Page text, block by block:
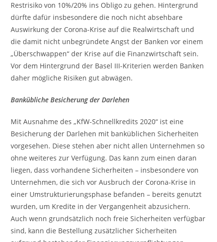
Restrisiko von 10%/20% ins Obligo zu gehen. Hintergrund
dürfte dafür insbesondere die noch nicht absehbare
Auswirkung der Corona-Krise auf die Realwirtschaft und
die damit nicht unbegründete Angst der Banken vor einem
„Überschwappen“ der Krise auf die Finanzwirtschaft sein.
Vor dem Hintergrund der Basel III-Kriterien werden Banken
daher mögliche Risiken gut abwägen.
Bankübliche Besicherung der Darlehen
Mit Ausnahme des „KfW-Schnellkredits 2020“ ist eine
Besicherung der Darlehen mit banküblichen Sicherheiten
vorgesehen. Diese stehen aber nicht allen Unternehmen so
ohne weiteres zur Verfügung. Das kann zum einen daran
liegen, dass vorhandene Sicherheiten – insbesondere von
Unternehmen, die sich vor Ausbruch der Corona-Krise in
einer Umstrukturierungsphase befanden – bereits genutzt
wurden, um Kredite in der Vergangenheit abzusichern.
Auch wenn grundsätzlich noch freie Sicherheiten verfügbar
sind, kann die Bestellung zusätzlicher Sicherheiten